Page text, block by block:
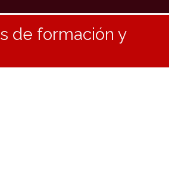
de formación y